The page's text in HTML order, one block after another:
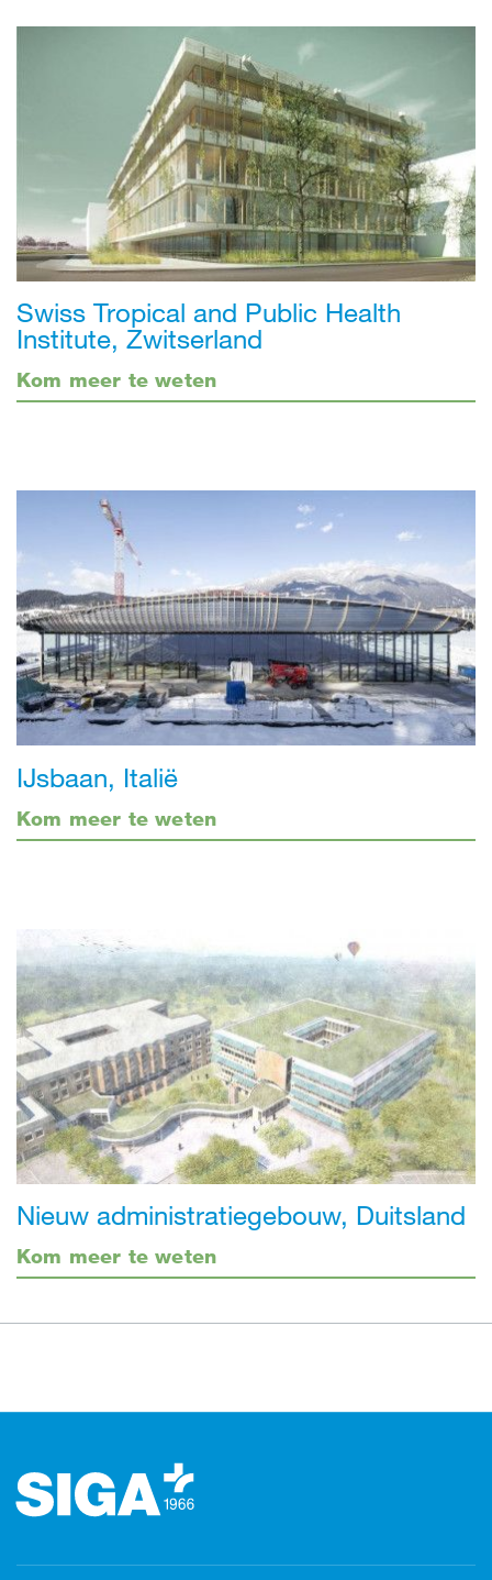
Swiss Tropical and Public Health
Institute, Zwitserland
Kom meer te weten
IJsbaan, Italië
Kom meer te weten
Nieuw administratiegebouw, Duitsland
Kom meer te weten